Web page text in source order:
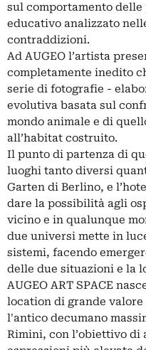
sul comportamento delle
educativo analizzato
contraddizioni.
Ad AUGEO l’artista
completamente inedito
serie di fotografie -
evolutiva basata sul
mondo animale e di
all’habitat costruito.
Il punto di partenza di
luoghi tanto diversi
Garten di Berlino, e
dare la possibilità agli
vicino e in qualunque
due universi mette in
sistemi, facendo
delle due situazioni e la
AUGEO ART SPACE
location di grande
l'antico decumano
Rimini, con l’obiettivo di